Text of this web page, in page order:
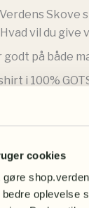
cookies
oplevelse
Skove
vil du give
godt på både
i 100%
af både
verdens